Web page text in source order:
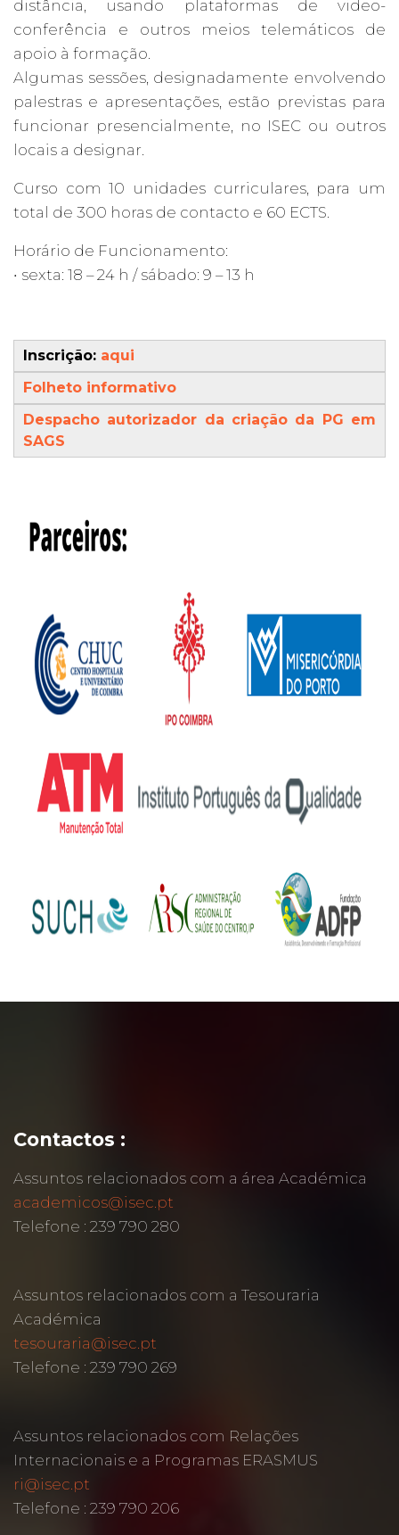
distância, usando plataformas de video-
conferência e outros meios telemáticos de
apoio à formação.
Algumas sessões, designadamente envolvendo
palestras e apresentações, estão previstas para
funcionar presencialmente, no ISEC ou outros
locais a designar.
Curso com 10 unidades curriculares, para um
total de 300 horas de contacto e 60 ECTS.
Horário de Funcionamento:
• sexta: 18 – 24 h / sábado: 9 – 13 h
Inscrição: aqui
Folheto informativo
Despacho autorizador da criação da PG em
SAGS
Contactos :
Assuntos relacionados com a área Académica
academicos@isec.pt
Telefone : 239 790 280
Assuntos relacionados com a Tesouraria
Académica
tesouraria@isec.pt
Telefone : 239 790 269
Assuntos relacionados com Relações
Internacionais e a Programas ERASMUS
ri@isec.pt
Telefone : 239 790 206